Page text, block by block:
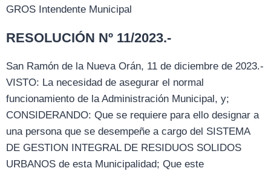
GROS Intendente Municipal
RESOLUCIÓN Nº 11/2023.-
San Ramón de la Nueva Orán, 11 de diciembre de 2023.-
VISTO: La necesidad de asegurar el normal
funcionamiento de la Administración Municipal, y;
CONSIDERANDO: Que se requiere para ello designar a
una persona que se desempeñe a cargo del SISTEMA
DE GESTION INTEGRAL DE RESIDUOS SOLIDOS
URBANOS de esta Municipalidad; Que este